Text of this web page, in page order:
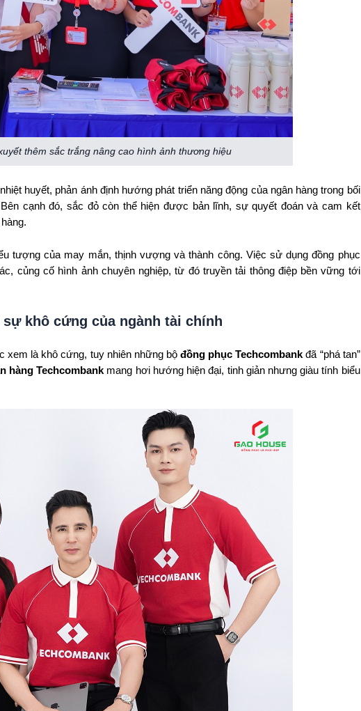
thêm sắc trắng nâng cao hình ảnh thương hiệu
huyết, phản ánh định hướng phát triển năng động của ngân hàng trong bối
cạnh đó, sắc đỏ còn thể hiện được bản lĩnh, sự quyết đoán và cam kết
tượng của may mắn, thịnh vượng và thành công. Việc sử dụng đồng phục
củng cố hình ảnh chuyên nghiệp, từ đó truyền tải thông điệp bền vững tới
sự khô cứng của ngành tài chính
xem là khô cứng, tuy nhiên những bộđồng phục Techcombank đã “phá tan”
hàng Techcombank mang hơi hướng hiện đại, tinh giản nhưng giàu tính biểu